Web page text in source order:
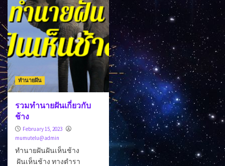
ทำนายฝัน
รวมทำนายฝันเกี่ยวกับ
ช้าง
February 15, 2023
mumutelu@admin
ทำนายฝันฝันเห็นช้าง
ฝันเห็นช้าง ทางตำรา